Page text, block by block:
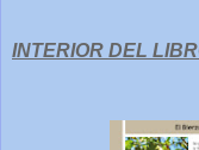
INTERIOR DEL